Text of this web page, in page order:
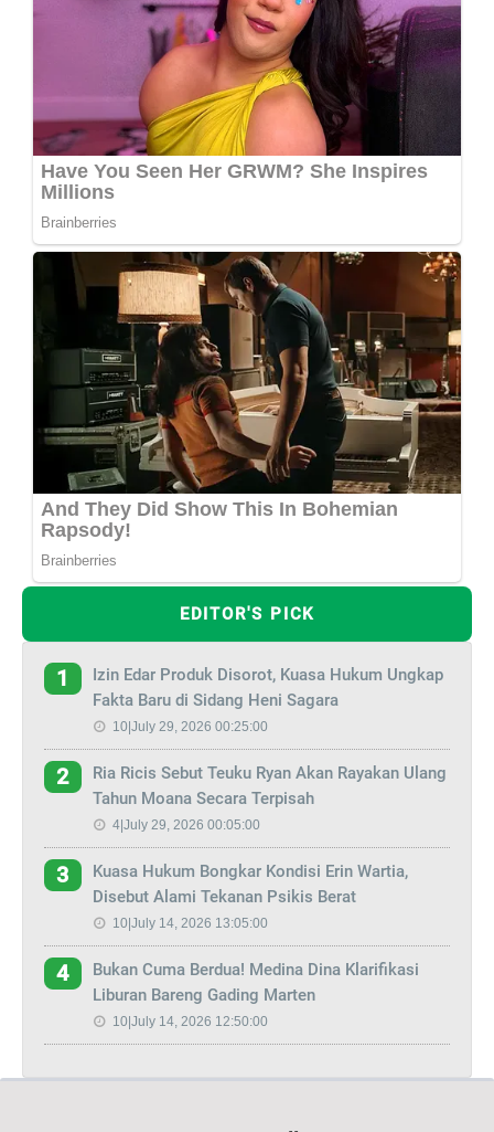
EDITOR'S PICK
1
Izin Edar Produk Disorot, Kuasa Hukum Ungkap
Fakta Baru di Sidang Heni Sagara
10|July 29, 2026 00:25:00
2
Ria Ricis Sebut Teuku Ryan Akan Rayakan Ulang
Tahun Moana Secara Terpisah
4|July 29, 2026 00:05:00
3
Kuasa Hukum Bongkar Kondisi Erin Wartia,
Disebut Alami Tekanan Psikis Berat
10|July 14, 2026 13:05:00
4
Bukan Cuma Berdua! Medina Dina Klarifikasi
Liburan Bareng Gading Marten
10|July 14, 2026 12:50:00